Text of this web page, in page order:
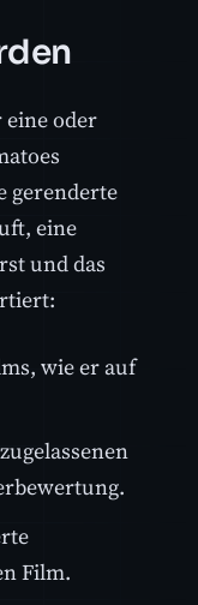
oder
gerenderte
eine
und das
wie er auf
Film.